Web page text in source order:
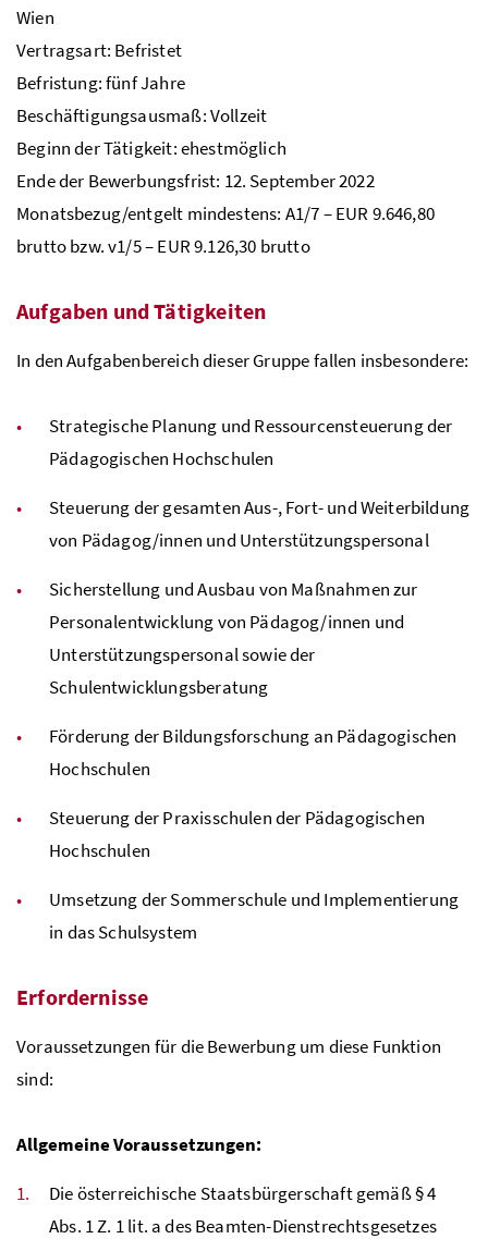
Wien
Vertragsart: Befristet
Befristung: fünf Jahre
Beschäftigungsausmaß: Vollzeit
Beginn der Tätigkeit: ehestmöglich
Ende der Bewerbungsfrist: 12. September 2022
Monatsbezug/entgelt mindestens: A1/7 – EUR 9.646,80
brutto bzw. v1/5 – EUR 9.126,30 brutto
Aufgaben und Tätigkeiten
In den Aufgabenbereich dieser Gruppe fallen insbesondere:
Strategische Planung und Ressourcensteuerung der
Pädagogischen Hochschulen
Steuerung der gesamten Aus-, Fort- und Weiterbildung
von Pädagog/innen und Unterstützungspersonal
Sicherstellung und Ausbau von Maßnahmen zur
Personalentwicklung von Pädagog/innen und
Unterstützungspersonal sowie der
Schulentwicklungsberatung
Förderung der Bildungsforschung an Pädagogischen
Hochschulen
Steuerung der Praxisschulen der Pädagogischen
Hochschulen
Umsetzung der Sommerschule und Implementierung
in das Schulsystem
Erfordernisse
Voraussetzungen für die Bewerbung um diese Funktion
sind:
Allgemeine Voraussetzungen:
Die österreichische Staatsbürgerschaft gemäß§4
Abs. 1Z. 1lit. a des Beamten-Dienstrechtsgesetzes